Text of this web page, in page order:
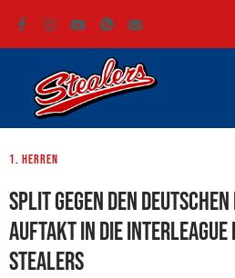
1. Herren
Split gegen den
Auftakt in die Interleague
Stealers